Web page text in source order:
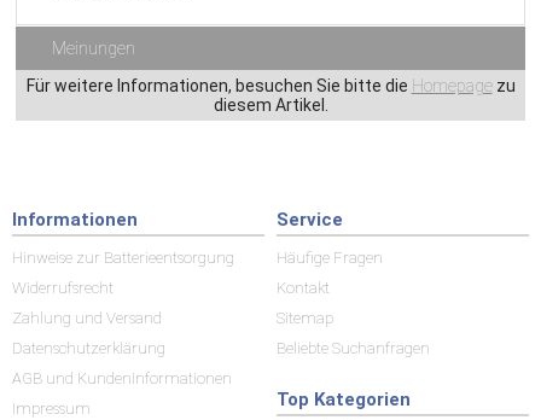
Meinungen
Für weitere Informationen, besuchen Sie bitte die Homepagezu
diesem Artikel.
Informationen
Hinweise zur Batterieentsorgung
Widerrufsrecht
Zahlung und Versand
Datenschutzerklärung
AGB und Kundeninformationen
Impressum
Service
Häufige Fragen
Kontakt
Sitemap
Beliebte Suchanfragen
Top Kategorien